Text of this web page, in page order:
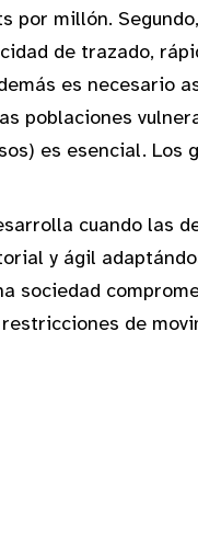
por millón.
de trazado,
es necesario
poblaciones
es esencial. Los
cuando las
y ágil
sociedad
de